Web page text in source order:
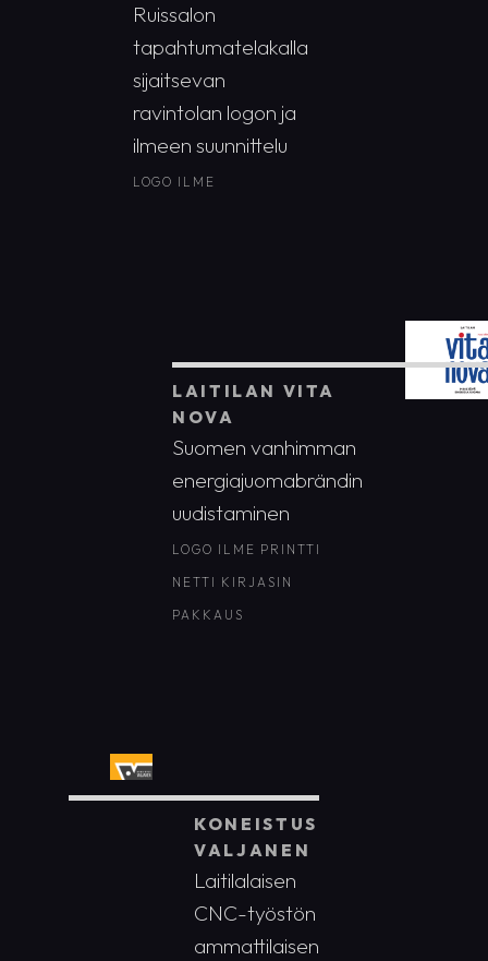
Ruissalon
tapahtumatelakalla
sijaitsevan
ravintolan logon ja
ilmeen suunnittelu
LOGO ILME
LAITILAN VITA
NOVA
Suomen vanhimman
energiajuomabrändin
uudistaminen
LOGO ILME PRINTTI
NETTI KIRJASIN
PAKKAUS
KONEISTUS
VALJANEN
Laitilalaisen
CNC-työstön
ammattilaisen